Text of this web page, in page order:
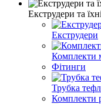
Екструдери та
Екструдери
Комплекти
Фітинги
Трубка
Комплекти